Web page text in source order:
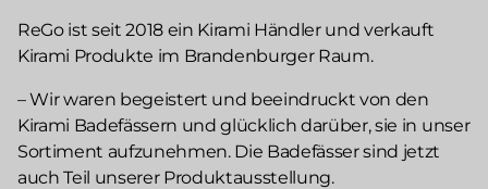
ReGo ist seit 2018 ein Kirami Händler und verkauft
Kirami Produkte im Brandenburger Raum.
– Wir waren begeistert und beeindruckt von den
Kirami Badefässern und glücklich darüber, sie in unser
Sortiment aufzunehmen. Die Badefässer sind jetzt
auch Teil unserer Produktausstellung.